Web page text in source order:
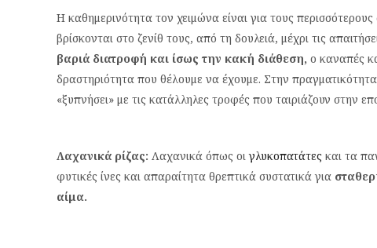
Η καθημερινότητα τον χειμώνα είναι για τους
βρίσκονται στο ζενίθ τους, από τη δουλειά, μέχρι τις
βαριά διατροφή και ίσως την κακή διάθεση, ο καναπές
δραστηριότητα που θέλουμε να έχουμε. Στην
«ξυπνήσει» με τις κατάλληλες τροφές που ταιριάζουν στην
Λαχανικά ρίζας: Λαχανικά όπως οιγλυκοπατάτες και τα
φυτικές ίνες και απαραίτητα θρεπτικά συστατικά για
αίμα.